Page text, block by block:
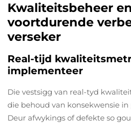
Kwaliteitsbeheer en
voortdurende
verseker
Real-tijd
implementeer
Die vestsigg van real-tyd
die behoud van konsekwensie in
Deur afwykings of defekte so